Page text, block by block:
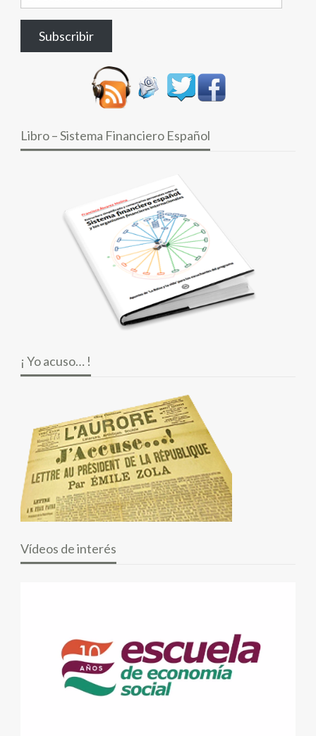
de
electrónico
Subscribir
Libro – Sistema Financiero Español
¡ Yo acuso… !
Vídeos de interés